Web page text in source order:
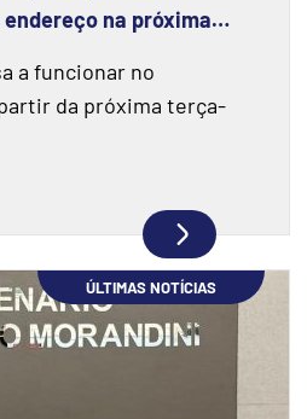
na próxima
a funcionar no
da próxima terça-
ÚLTIMAS NOTÍCIAS